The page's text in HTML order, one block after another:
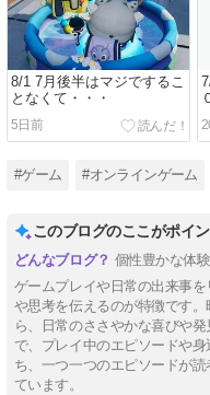
8/1 7月後半はマジでするこ
となくて・・・
5日前
#ゲーム #オンラインゲーム
このブログのここがポイ
個性豊かな体
ゲームプレイや日常の出来事
や思考を伝えるのが特徴です
ら、日常のささやかな喜びや
で、プレイ中のエピソードや
ち、一つ一つのエピソードが
ています。